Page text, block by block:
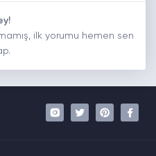
ilk yorumu hemen sen